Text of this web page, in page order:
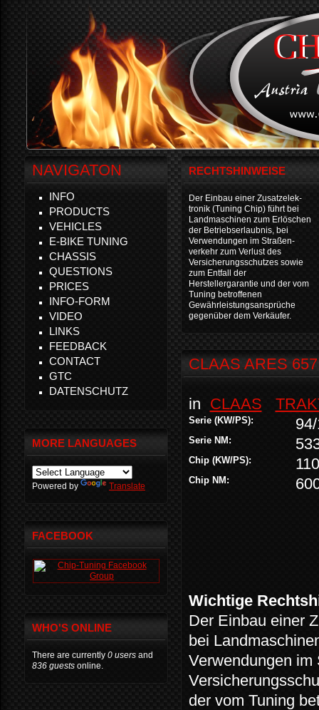
RECHTSHINWEISE
Der Einbau einer Zusatzelek-
tronik (Tuning Chip) führt bei
Landmaschinen zum Erlöschen
der Betriebserlaubnis, bei
Verwendungen im Straßen-
verkehr zum Verlust des
Versicherungsschutzes sowie
zum Entfall der
Herstellergarantie und der vom
Tuning betroffenen
Gewährleistungsansprüche
gegenüber dem Verkäufer.
CLAAS ARES
in CLAAS
Serie (KW/PS):
Serie NM:
Chip (KW/PS):
Chip NM:
Wichtige
Der Einbau einer
bei
Verwendungen im
der vom Tuning
NAVIGATON
INFO
PRODUCTS
VEHICLES
E-BIKE TUNING
CHASSIS
QUESTIONS
PRICES
INFO-FORM
VIDEO
LINKS
FEEDBACK
CONTACT
GTC
DATENSCHUTZ
MORE LANGUAGES
Powered by Translate
FACEBOOK
WHO'S ONLINE
There are currently 0 users and
836 guests online.